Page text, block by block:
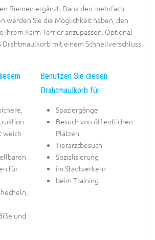
Riemen ergänzt. Dank den mehrfach
werden Sie die Möglichkeit haben, den
Ihrem Kairn Terrier anzupassen. Optional
Drahtmaulkorb mit einem Schnellverschluss
weich
für
und
Benutzen Sie diesen
Drahtmaulkorb für :
Spaziergänge
Besuch von öffentlichen
Plätzen
Tierarztbesuch
Sozialisierung
im Stadtverkehr
beim Training